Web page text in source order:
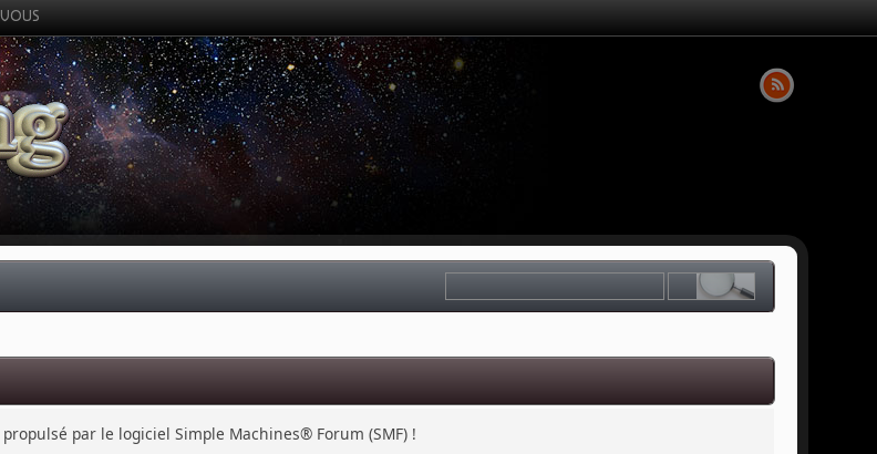
par le logiciel Simple Machines® Forum (SMF) !